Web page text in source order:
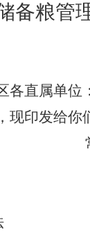
备粮管
直属单位：
印发给你